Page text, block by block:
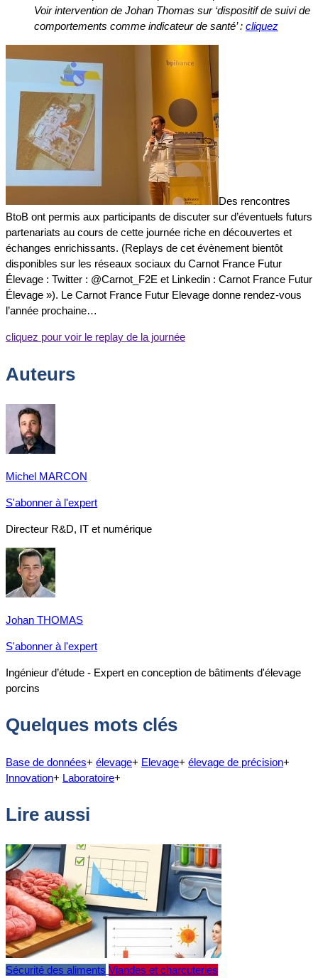
Voir intervention de Johan Thomas sur ‘dispositif de suivi de
comportements comme indicateur de santé’ : cliquez
Des rencontres
BtoB ont permis aux participants de discuter sur d’éventuels futurs
partenariats au cours de cette journée riche en découvertes et
échanges enrichissants. (Replays de cet évènement bientôt
disponibles sur les réseaux sociaux du Carnot France Futur
Élevage : Twitter : @Carnot_F2E et Linkedin : Carnot France Futur
Élevage »). Le Carnot France Futur Elevage donne rendez-vous
l’année prochaine…
cliquez pour voir le replay de la journée
Auteurs
Michel MARCON
S'abonner à l'expert
Directeur R&D, IT et numérique
Johan THOMAS
S'abonner à l'expert
Ingénieur d’étude - Expert en conception de bâtiments d'élevage
porcins
Quelques mots clés
Base de données+ élevage+ Elevage+ élevage de précision+
Innovation+ Laboratoire+
Lire aussi
Sécurité des aliments Viandes et charcuteries